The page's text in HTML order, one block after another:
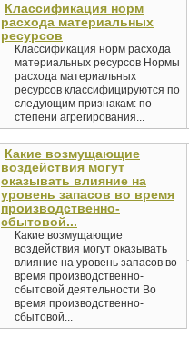
Классификация норм
расхода материальных
ресурсов
Классификация норм расхода
материальных ресурсов Нормы
расхода материальных
ресурсов классифицируются по
следующим признакам: по
степени агрегирования...
Какие возмущающие
воздействия могут
оказывать влияние на
уровень запасов во время
производственно-
сбытовой...
Какие возмущающие
воздействия могут оказывать
влияние на уровень запасов во
время производственно-
сбытовой деятельности Во
время производственно-
сбытовой...